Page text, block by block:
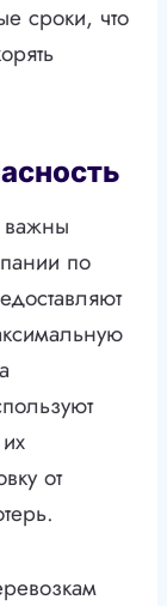
сроки, что
важны
по
от